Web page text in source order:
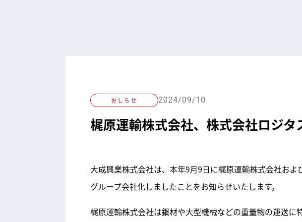
おしらせ 2024/09/10
梶原運輸株式会社、株式会社ロジタ
大成興業株式会社は、本年9月9日に梶原運輸株式会社およ
グループ会社化しましたことをお知らせいたします。
梶原運輸株式会社は鋼材や大型機械などの重量物の運送に